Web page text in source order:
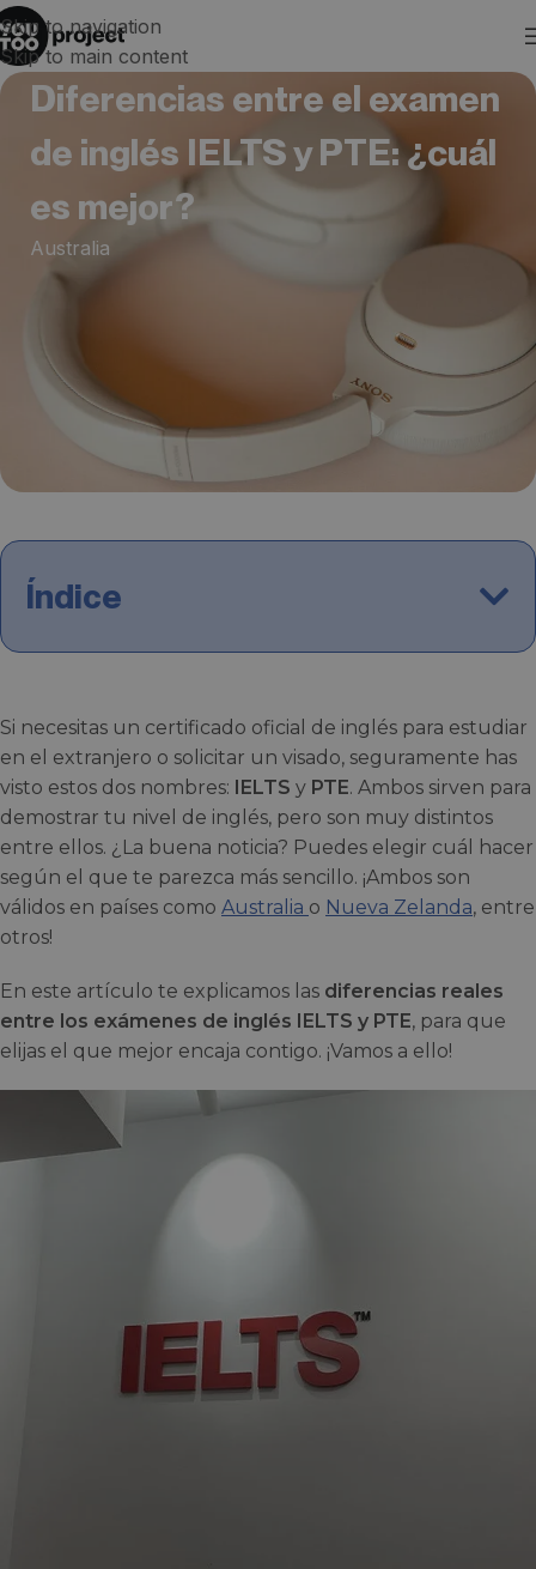
Skip to navigation
Skip to main content
Diferencias entre el examen
de inglés IELTS y PTE: ¿cuál
es mejor?
Australia
Índice
Si necesitas un certificado oficial de inglés para estudiar
en el extranjero o solicitar un visado, seguramente has
visto estos dos nombres: IELTS y PTE. Ambos sirven para
demostrar tu nivel de inglés, pero son muy distintos
entre ellos. ¿La buena noticia? Puedes elegir cuál hacer
según el que te parezca más sencillo. ¡Ambos son
válidos en países como Australia o Nueva Zelanda, entre
otros!
En este artículo te explicamos las diferencias reales
entre los exámenes de inglés IELTS y PTE, para que
elijas el que mejor encaja contigo. ¡Vamos a ello!